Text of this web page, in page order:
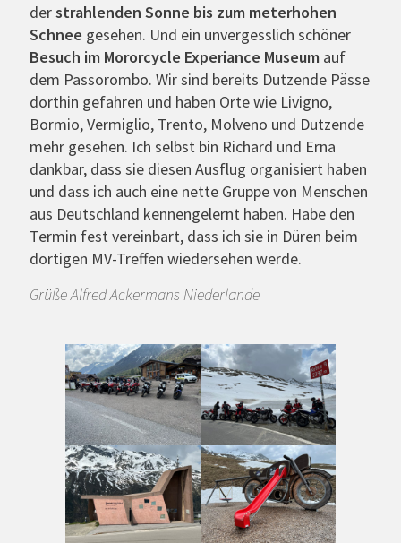
derstrahlenden Sonne bis zum meterhohen
Schnee gesehen. Und ein unvergesslich schöner
Besuch im Mororcycle Experiance Museum auf
dem Passorombo. Wir sind bereits Dutzende Pässe
dorthin gefahren und haben Orte wie Livigno,
Bormio, Vermiglio, Trento, Molveno und Dutzende
mehr gesehen. Ich selbst bin Richard und Erna
dankbar, dass sie diesen Ausflug organisiert haben
und dass ich auch eine nette Gruppe von Menschen
aus Deutschland kennengelernt haben. Habe den
Termin fest vereinbart, dass ich sie in Düren beim
dortigen MV-Treffen wiedersehen werde.
Grüße Alfred Ackermans Niederlande